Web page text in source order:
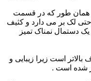
همان طور که در قسمت
لک بر می دارد و کثیف
دستمال نمناک تمیز
است زیرا زیبایی و
شده است .